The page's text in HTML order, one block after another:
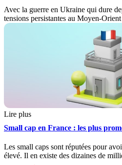
Avec la guerre en Ukraine qui dure
tensions persistantes au Moyen-
Lire plus
Small cap en France : les plus
Les small caps sont réputées pour
élevé. Il en existe des dizaines de